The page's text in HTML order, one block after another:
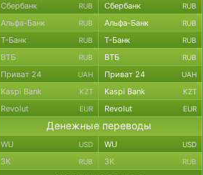
Сбербанк RUB Сбербанк RUB
Альфа-Банк RUB Альфа-Банк RUB
Т-Банк RUB Т-Банк RUB
ВТБ RUB ВТБ RUB
Приват 24 UAH Приват 24 UAH
Kaspi Bank KZT Kaspi Bank KZT
Revolut EUR Revolut EUR
Денежные переводы
WU USD WU USD
ЗК RUB ЗК RUB